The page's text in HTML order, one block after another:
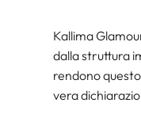
Kallima
dalla struttura
rendono
vera